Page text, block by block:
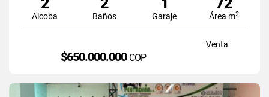
Alcoba Baños Garaje Área m2
Venta
$650.000.000 COP